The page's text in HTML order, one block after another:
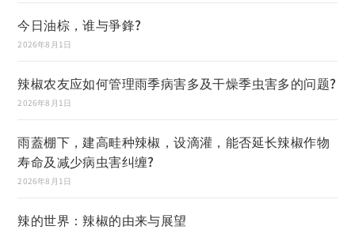
今日油棕，谁与爭鋒?
2026年8月1日
辣椒农友应如何管理雨季病害多及干燥季虫害多的问题?
2026年8月1日
雨蓋棚下，建高畦种辣椒，设滴灌，能否延长辣椒作物
寿命及减少病虫害纠缠?
2026年8月1日
辣的世界：辣椒的由来与展望